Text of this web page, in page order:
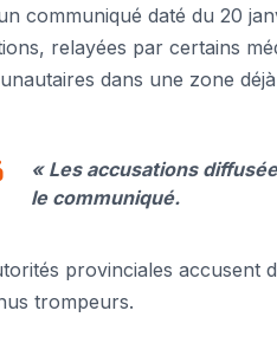
communiqué daté du 20
relayées par certains
dans une zone
« Les accusations
le communiqué.
provinciales accusent
trompeurs.